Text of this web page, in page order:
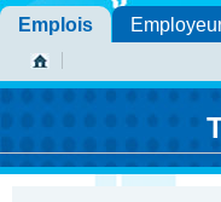
Emplois